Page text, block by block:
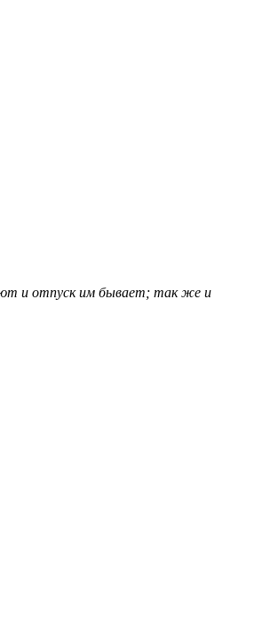
и отпуск им бывает; так же и